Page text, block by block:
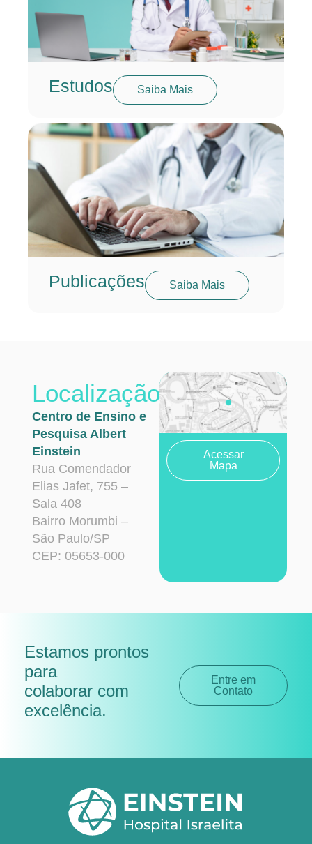
Estudos Saiba Mais
Publicações Saiba Mais
Localização
Centro de Ensino e
Pesquisa Albert
Einstein
Rua Comendador
Elias Jafet, 755 –
Sala 408
Bairro Morumbi –
São Paulo/SP
CEP: 05653-000
Acessar
Mapa
Estamos prontos
para
colaborar com
excelência.
Entre em
Contato